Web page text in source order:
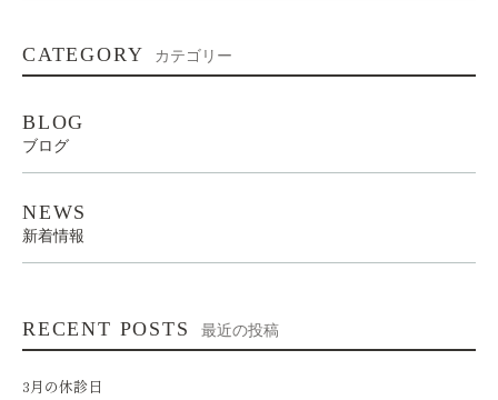
CATEGORY カテゴリー
BLOG
ブログ
NEWS
新着情報
RECENT POSTS 最近の投稿
3月の休診日